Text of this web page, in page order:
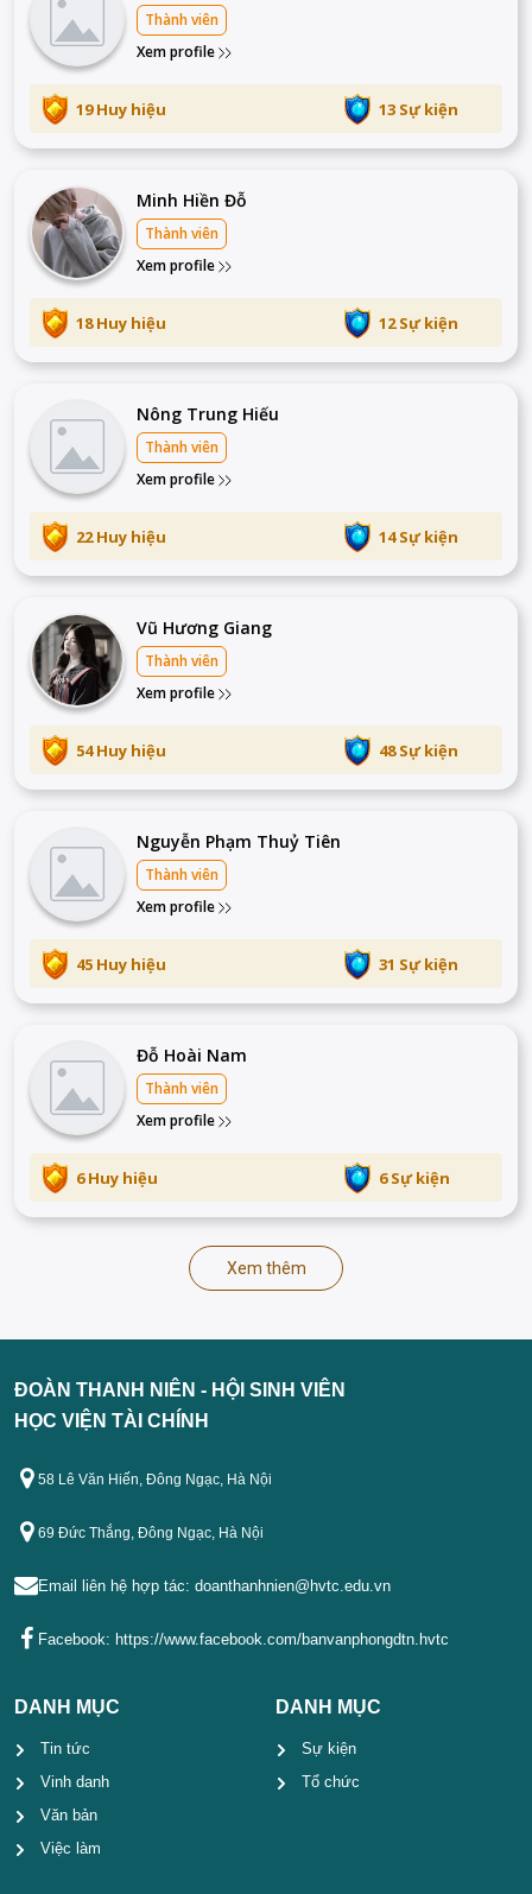
Thành viên
Xem profile
19 Huy hiệu 13 Sự kiện
Minh Hiền Đỗ
Thành viên
Xem profile
18 Huy hiệu 12 Sự kiện
Nông Trung Hiếu
Thành viên
Xem profile
22 Huy hiệu 14 Sự kiện
Vũ Hương Giang
Thành viên
Xem profile
54 Huy hiệu 48 Sự kiện
Nguyễn Phạm Thuỷ Tiên
Thành viên
Xem profile
45 Huy hiệu 31 Sự kiện
Đỗ Hoài Nam
Thành viên
Xem profile
6 Huy hiệu 6 Sự kiện
Xem thêm
ĐOÀN THANH NIÊN - HỘI SINH VIÊN
HỌC VIỆN TÀI CHÍNH
58 Lê Văn Hiến, Đông Ngạc, Hà Nội
69 Đức Thắng, Đông Ngạc, Hà Nội
Email liên hệ hợp tác: doanthanhnien@hvtc.edu.vn
Facebook: https://www.facebook.com/banvanphongdtn.hvtc
DANH MỤC
Tin tức
Vinh danh
Văn bản
Việc làm
DANH MỤC
Sự kiện
Tổ chức